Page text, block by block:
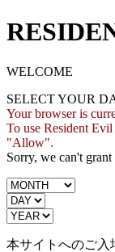
WELCOME
SELECT YOUR
Your browser is
To use Resident
"Allow".
Sorry, we can't
本サイトへのご入